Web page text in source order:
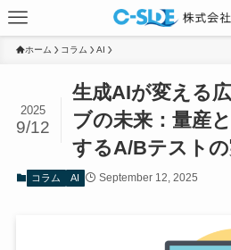
ホーム コラム AI
生成AIが変える
ブの未来：量産
するA/Bテスト
2025
9/12
コラム AI September 12, 2025